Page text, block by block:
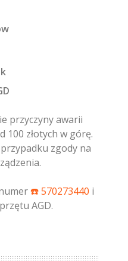
przyczyny awarii
100 złotych w górę.
zgody na
☎️️ 570273440 i
AGD.